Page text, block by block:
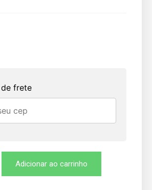
frete
Adicionar ao carrinho